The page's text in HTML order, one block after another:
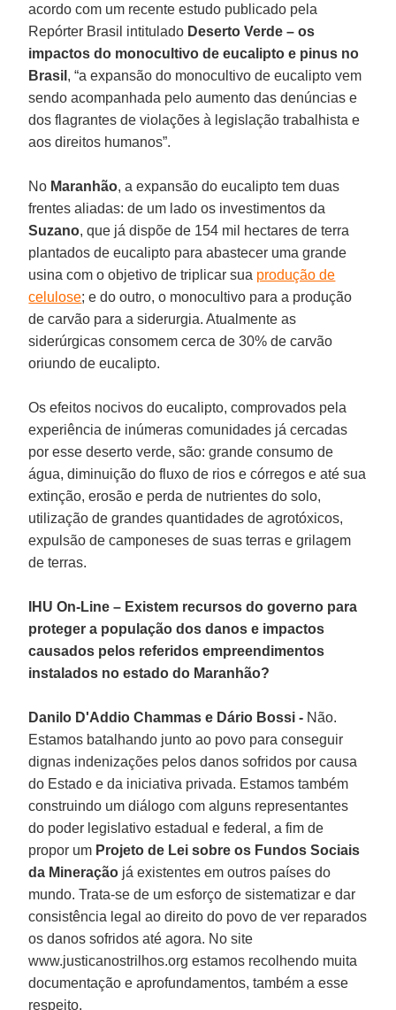
acordo com um recente estudo publicado pela
Repórter Brasil intitulado Deserto Verde – os
impactos do monocultivo de eucalipto e pinus no
Brasil , “a expansão do monocultivo de eucalipto vem
sendo acompanhada pelo aumento das denúncias e
dos flagrantes de violações à legislação trabalhista e
aos direitos humanos”.
No Maranhão, a expansão do eucalipto tem duas
frentes aliadas: de um lado os investimentos da
Suzano, que já dispõe de 154 mil hectares de terra
plantados de eucalipto para abastecer uma grande
usina com o objetivo de triplicar sua produção de
celulose; e do outro, o monocultivo para a produção
de carvão para a siderurgia. Atualmente as
siderúrgicas consomem cerca de 30% de carvão
oriundo de eucalipto.
Os efeitos nocivos do eucalipto, comprovados pela
experiência de inúmeras comunidades já cercadas
por esse deserto verde, são: grande consumo de
água, diminuição do fluxo de rios e córregos e até sua
extinção, erosão e perda de nutrientes do solo,
utilização de grandes quantidades de agrotóxicos,
expulsão de camponeses de suas terras e grilagem
de terras.
IHU On-Line – Existem recursos do governo para
proteger a população dos danos e impactos
causados pelos referidos empreendimentos
instalados no estado do Maranhão?
Danilo D'Addio Chammas e Dário Bossi - Não.
Estamos batalhando junto ao povo para conseguir
dignas indenizações pelos danos sofridos por causa
do Estado e da iniciativa privada. Estamos também
construindo um diálogo com alguns representantes
do poder legislativo estadual e federal, a fim de
propor um Projeto de Lei sobre os Fundos Sociais
da Mineração já existentes em outros países do
mundo. Trata-se de um esforço de sistematizar e dar
consistência legal ao direito do povo de ver reparados
os danos sofridos até agora. No site
www.justicanostrilhos.org estamos recolhendo muita
documentação e aprofundamentos, também a esse
respeito.